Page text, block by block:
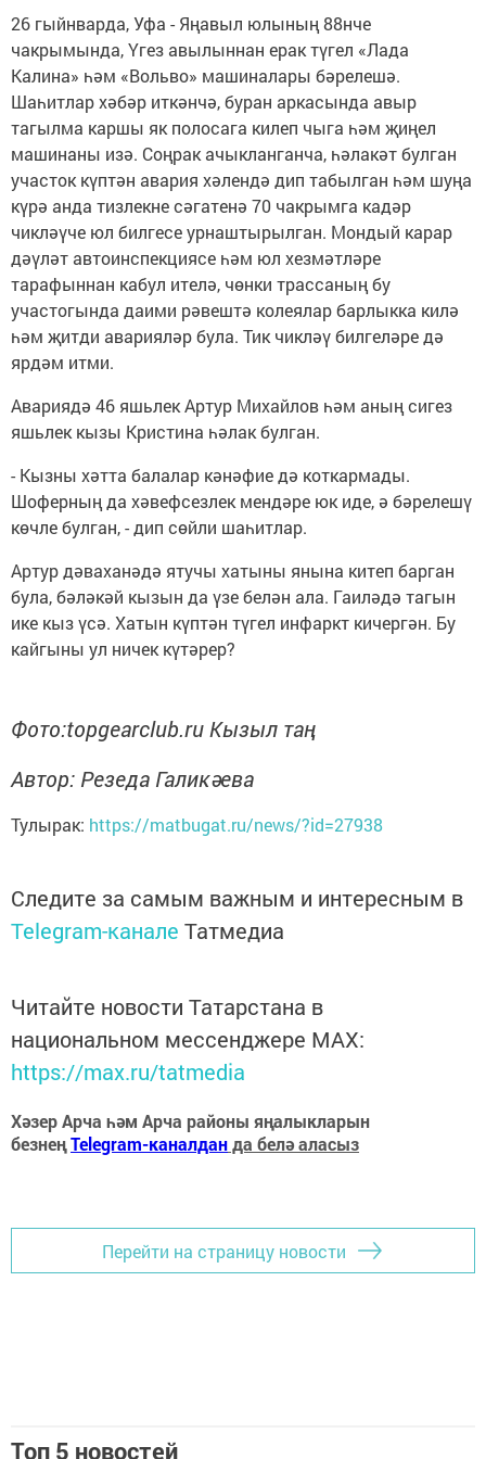
26 гыйнварда, Уфа - Яңавыл юлының 88нче
чакрымында, Үгез авылыннан ерак түгел «Лада
Калина» һәм «Вольво» машиналары бәрелешә.
Шаһитлар хәбәр иткәнчә, буран аркасында авыр
тагылма каршы як полосага килеп чыга һәм җиңел
машинаны изә. Соңрак ачыкланганча, һәлакәт булган
участок күптән авария хәлендә дип табылган һәм шуңа
күрә анда тизлекне сәгатенә 70 чакрымга кадәр
чикләүче юл билгесе урнаштырылган. Мондый карар
дәүләт автоинспекциясе һәм юл хезмәтләре
тарафыннан кабул ителә, чөнки трассаның бу
участогында даими рәвештә колеялар барлыкка килә
һәм җитди аварияләр була. Тик чикләү билгеләре дә
ярдәм итми.
Авариядә 46 яшьлек Артур Михайлов һәм аның сигез
яшьлек кызы Кристина һәлак булган.
- Кызны хәтта балалар кәнәфие дә коткармады.
Шоферның да хәвефсезлек мендәре юк иде, ә бәрелешү
көчле булган, - дип сөйли шаһитлар.
Артур дәваханәдә ятучы хатыны янына китеп барган
була, бәләкәй кызын да үзе белән ала. Гаиләдә тагын
ике кыз үсә. Хатын күптән түгел инфаркт кичергән. Бу
кайгыны ул ничек күтәрер?
Фото:topgearclub.ru Кызыл таң
Автор: Резеда Галикәева
Тулырак: https://matbugat.ru/news/?id=27938
Следите за самым важным и интересным в
Telegram-канале Татмедиа
Читайте новости Татарстана в
национальном мессенджере MАХ:
https://max.ru/tatmedia
Хәзер Арча һәм Арча районы яңалыкларын
безнеңTelegram-каналданда белә аласыз
Перейти на страницу новости
Топ 5 новостей